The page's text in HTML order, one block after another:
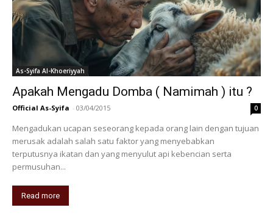
As-Syifa Al-Khoeriyyah
Apakah Mengadu Domba ( Namimah ) itu ?
Official As-Syifa - 03/04/2015 0
Mengadukan ucapan seseorang kepada orang lain dengan tujuan
merusak adalah salah satu faktor yang menyebabkan
terputusnya ikatan dan yang menyulut api kebencian serta
permusuhan...
Read more